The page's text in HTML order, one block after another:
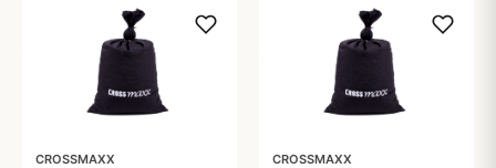
CROSSMAXX CROSSMAXX